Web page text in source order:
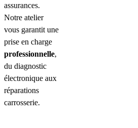
assurances.
Notre atelier
vous garantit une
prise en charge
professionnelle,
du diagnostic
électronique aux
réparations
carrosserie.